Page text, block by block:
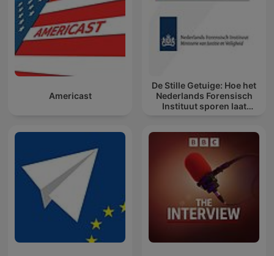
Americast
De Stille Getuige: Hoe het
Nederlands Forensisch
Instituut sporen laat